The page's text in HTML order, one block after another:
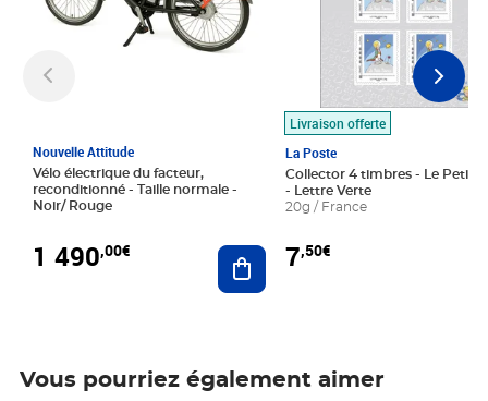
Nouvelle Attitude
Vélo électrique du facteur,
reconditionné - Taille normale -
Noir/ Rouge
1 490,00€ Ajouter au panier
Livraison offerte
La Poste
Collector 4 timbres - Le Petit
- Lettre Verte
20g / France
7,50€
Vous pourriez également aimer